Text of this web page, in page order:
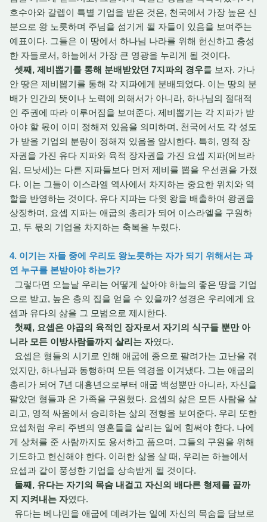
호수아와 갈렙이 특별 기업을 받은 것은, 천국에서 가장 높은 신
분으로 왕 노릇하며 주님을 섬기게 될 자들이 있음을 보여주는
예표이다. 그들은 이 땅에서 하나님 나라를 위해 헌신하고 충성
한 자들로서, 하늘에서 가장 큰 영광을 누리게 될 것이다.
셋째, 제비뽑기를 통해 분배받았던 7지파의 경우를 보자. 가나
안 땅은 제비뽑기를 통해 각 지파에게 분배되었다. 이는 땅의 분
배가 인간의 뜻이나 노력에 의해서가 아니라, 하나님의 절대적
인 주권에 따라 이루어짐을 보여준다. 제비뽑기는 각 지파가 받
아야 할 몫이 이미 정해져 있음을 의미하며, 천국에서도 각 성도
가 받을 기업의 분량이 정해져 있음을 암시한다. 특히, 영적 장
자권을 가진 유다 지파와 육적 장자권을 가진 요셉 지파(에브라
임, 므낫세)는 다른 지파들보다 먼저 제비를 뽑을 우선권을 가졌
다. 이는 그들이 이스라엘 역사에서 차지하는 중요한 위치와 역
할을 반영하는 것이다. 유다 지파는 다윗 왕을 배출하여 왕권을
상징하며, 요셉 지파는 애굽의 총리가 되어 이스라엘을 구원하
고, 두 몫의 기업을 차지하는 축복을 누렸다.
4. 이기는 자들 중에 우리도 왕노릇하는 자가 되기 위해서는 과
연 누구를 본받아야 하는가?
그렇다면 오늘날 우리는 어떻게 살아야 하늘의 좋은 땅을 기업
으로 받고, 높은 층의 집을 얻을 수 있을까? 성경은 우리에게 요
셉과 유다의 삶을 그 모범으로 제시한다.
첫째, 요셉은 야곱의 육적인 장자로서 자기의 식구들 뿐만 아
니라 모든 이방사람들까지 살리는 자였다.
요셉은 형들의 시기로 인해 애굽에 종으로 팔려가는 고난을 겪
었지만, 하나님과 동행하며 모든 역경을 이겨냈다. 그는 애굽의
총리가 되어 7년 대흉년으로부터 애굽 백성뿐만 아니라, 자신을
팔았던 형들과 온 가족을 구원했다. 요셉의 삶은 모든 사람을 살
리고, 영적 싸움에서 승리하는 삶의 전형을 보여준다. 우리 또한
요셉처럼 우리 주변의 영혼들을 살리는 일에 힘써야 한다. 나에
게 상처를 준 사람까지도 용서하고 품으며, 그들의 구원을 위해
기도하고 헌신해야 한다. 이러한 삶을 살 때, 우리는 하늘에서
요셉과 같이 풍성한 기업을 상속받게 될 것이다.
둘째, 유다는 자기의 목숨 내걸고 자신의 배다른 형제를 끝까
지 지켜내는 자였다.
유다는 베냐민을 애굽에 데려가는 일에 자신의 목숨을 담보로